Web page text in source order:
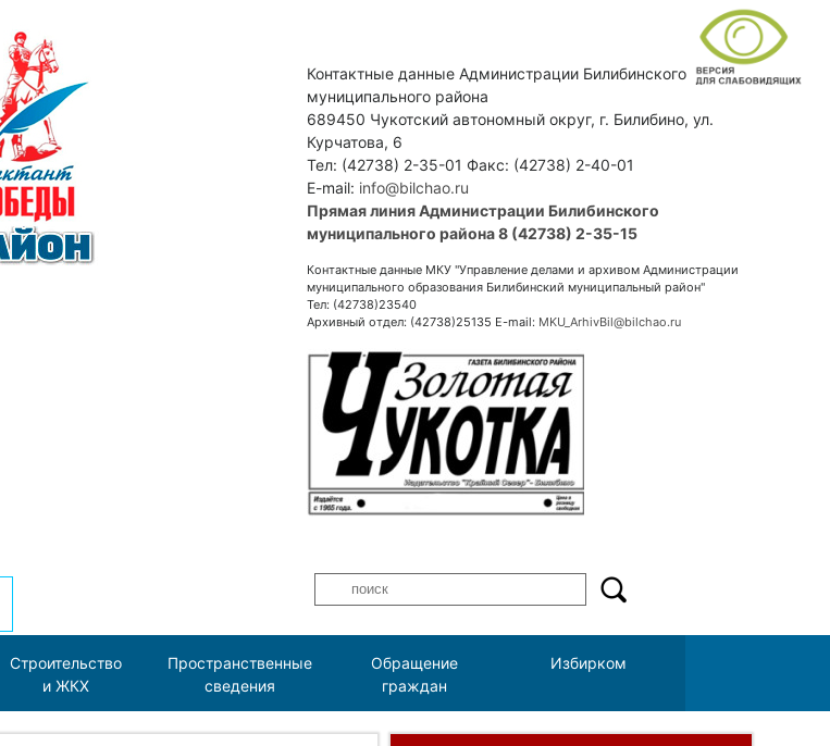
Контактные данные Администрации Билибинского
муниципального района
689450 Чукотский автономный округ, г. Билибино, ул.
Курчатова, 6
Тел: (42738) 2-35-01 Факс: (42738) 2-40-01
E-mail: info@bilchao.ru
Прямая линия Администрации Билибинского
муниципального района 8 (42738) 2-35-15
Контактные данные МКУ "Управление делами и архивом Администрации
муниципального образования Билибинский муниципальный район"
Тел: (42738)23540
Архивный отдел: (42738)25135 E-mail: MKU_ArhivBil@bilchao.ru
Строительство
и ЖКХ
Пространственные
сведения
Обращение
граждан
Избирком